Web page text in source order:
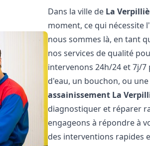
Dans la ville de La
moment, ce qui
nous sommes là, en tant
nos services de qualité
intervenons 24h/24 et 7j/
d'eau, un bouchon, ou
assainissement La
diagnostiquer et réparer
engageons à répondre à
des interventions rapides